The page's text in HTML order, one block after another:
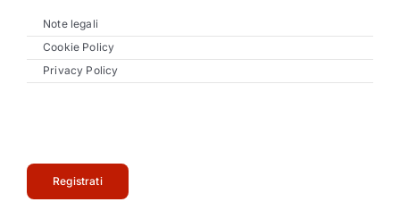
Note legali
Cookie Policy
Privacy Policy
Registrati